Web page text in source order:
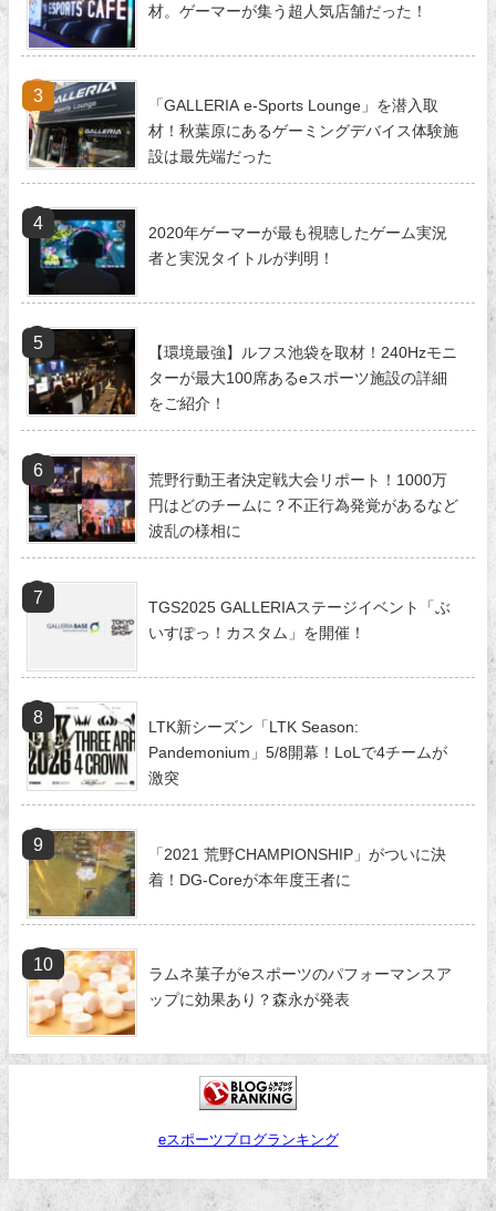
材。ゲーマーが集う超人気店舗だった！
「GALLERIA e-Sports Lounge」を潜入取
材！秋葉原にあるゲーミングデバイス体験施
設は最先端だった
2020年ゲーマーが最も視聴したゲーム実況
者と実況タイトルが判明！
【環境最強】ルフス池袋を取材！240Hzモニ
ターが最大100席あるeスポーツ施設の詳細
をご紹介！
荒野行動王者決定戦大会リポート！1000万
円はどのチームに？不正行為発覚があるなど
波乱の様相に
TGS2025 GALLERIAステージイベント「ぶ
いすぽっ！カスタム」を開催！
LTK新シーズン「LTK Season:
Pandemonium」5/8開幕！LoLで4チームが
激突
「2021 荒野CHAMPIONSHIP」がついに決
着！DG-Coreが本年度王者に
ラムネ菓子がeスポーツのパフォーマンスア
ップに効果あり？森永が発表
eスポーツブログランキング